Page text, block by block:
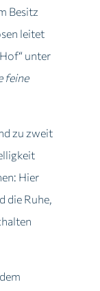
Besitz
leitet
unter
feine
zu zweit
Hier
die Ruhe,